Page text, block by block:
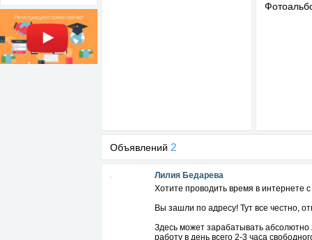
Объявлений 2
Лилия Бедарева
Хотите проводить время в интернете
Вы зашли по адресу! Тут все честно,
Здесь может зарабатывать
работу в день всего 2-3 часа